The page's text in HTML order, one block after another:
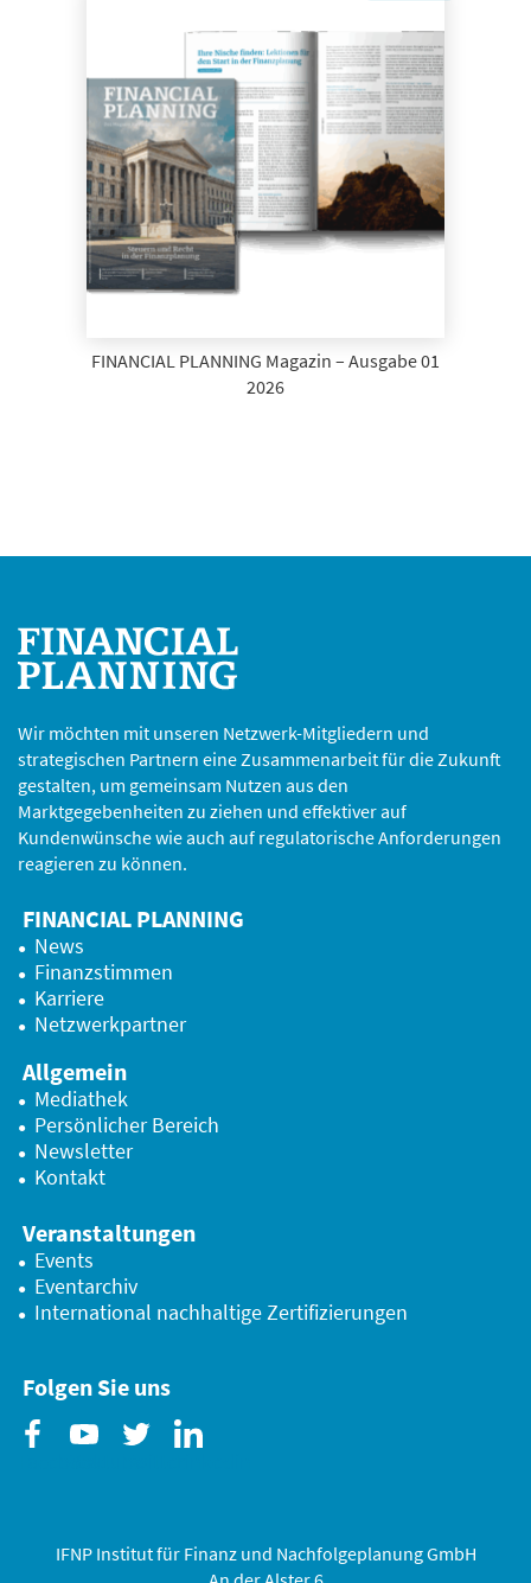
FINANCIAL PLANNING Magazin – Ausgabe 01
2026
Wir möchten mit unseren Netzwerk-Mitgliedern und
strategischen Partnern eine Zusammenarbeit für die Zukunft
gestalten, um gemeinsam Nutzen aus den
Marktgegebenheiten zu ziehen und effektiver auf
Kundenwünsche wie auch auf regulatorische Anforderungen
reagieren zu können.
FINANCIAL PLANNING
News
Finanzstimmen
Karriere
Netzwerkpartner
Allgemein
Mediathek
Persönlicher Bereich
Newsletter
Kontakt
Veranstaltungen
Events
Eventarchiv
International nachhaltige Zertifizierungen
Folgen Sie uns
IFNP Institut für Finanz und Nachfolgeplanung GmbH